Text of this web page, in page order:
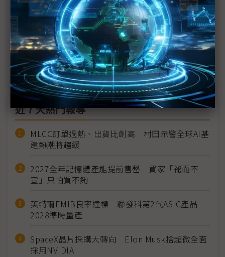
高速、低耗晶片加AI 貫穿COMPUTEX 2021
1 2 >>
近７天熱門報導
MLCC訂單過熱、出貨比創高 村田示警全球AI基
建熱潮將趨緩
2027全年記憶體產能提前售罄 買家「祕而不
宣」只怕買不夠
英特爾EMIB良率達標 聯發科第2代ASIC產品
2028準時量產
SpaceX晶片採購大轉向 Elon Musk捨超微全面
採用NVIDIA